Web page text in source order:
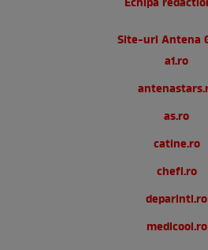
Site-uri Antena
a1.ro
as.ro
catine.ro
chefi.ro
deparinti.ro
medicool.ro